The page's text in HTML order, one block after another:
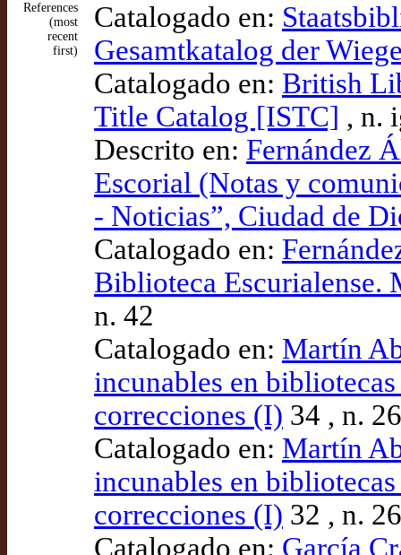
References
(most
recent
first)
Catalogado en:
Gesamtkatalog der
Catalogado en: British
Title Catalog [ISTC] , n.
Descrito en: Fernández
Escorial (Notas y
- Noticias”, Ciudad de
Catalogado en:
Biblioteca Escurialense.
n. 42
Catalogado en: Martín
incunables en
correcciones (I) 34 , n.
Catalogado en: Martín
incunables en
correcciones (I) 32 , n.
Catalogado en: García